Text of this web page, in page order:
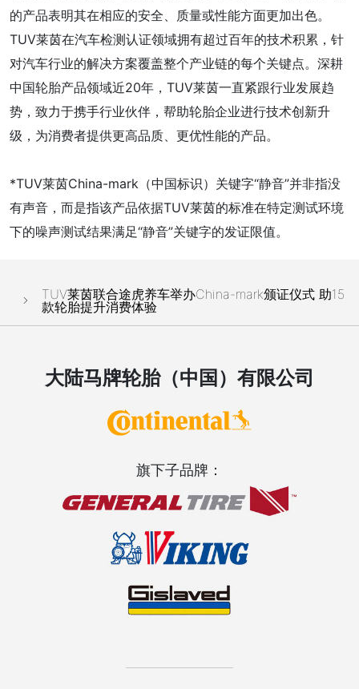
的产品表明其在相应的安全、质量或性能方面更加出色。
TUV莱茵在汽车检测认证领域拥有超过百年的技术积累，针
对汽车行业的解决方案覆盖整个产业链的每个关键点。深耕
中国轮胎产品领域近20年，TUV莱茵一直紧跟行业发展趋
势，致力于携手行业伙伴，帮助轮胎企业进行技术创新升
级，为消费者提供更高品质、更优性能的产品。
*TUV莱茵China-mark（中国标识）关键字“静音”并非指没
有声音，而是指该产品依据TUV莱茵的标准在特定测试环境
下的噪声测试结果满足“静音”关键字的发证限值。
TUV莱茵联合途虎养车举办China-mark颁证仪式 助15
款轮胎提升消费体验
大陆马牌轮胎（中国）有限公司
旗下子品牌：